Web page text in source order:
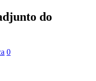
do
0